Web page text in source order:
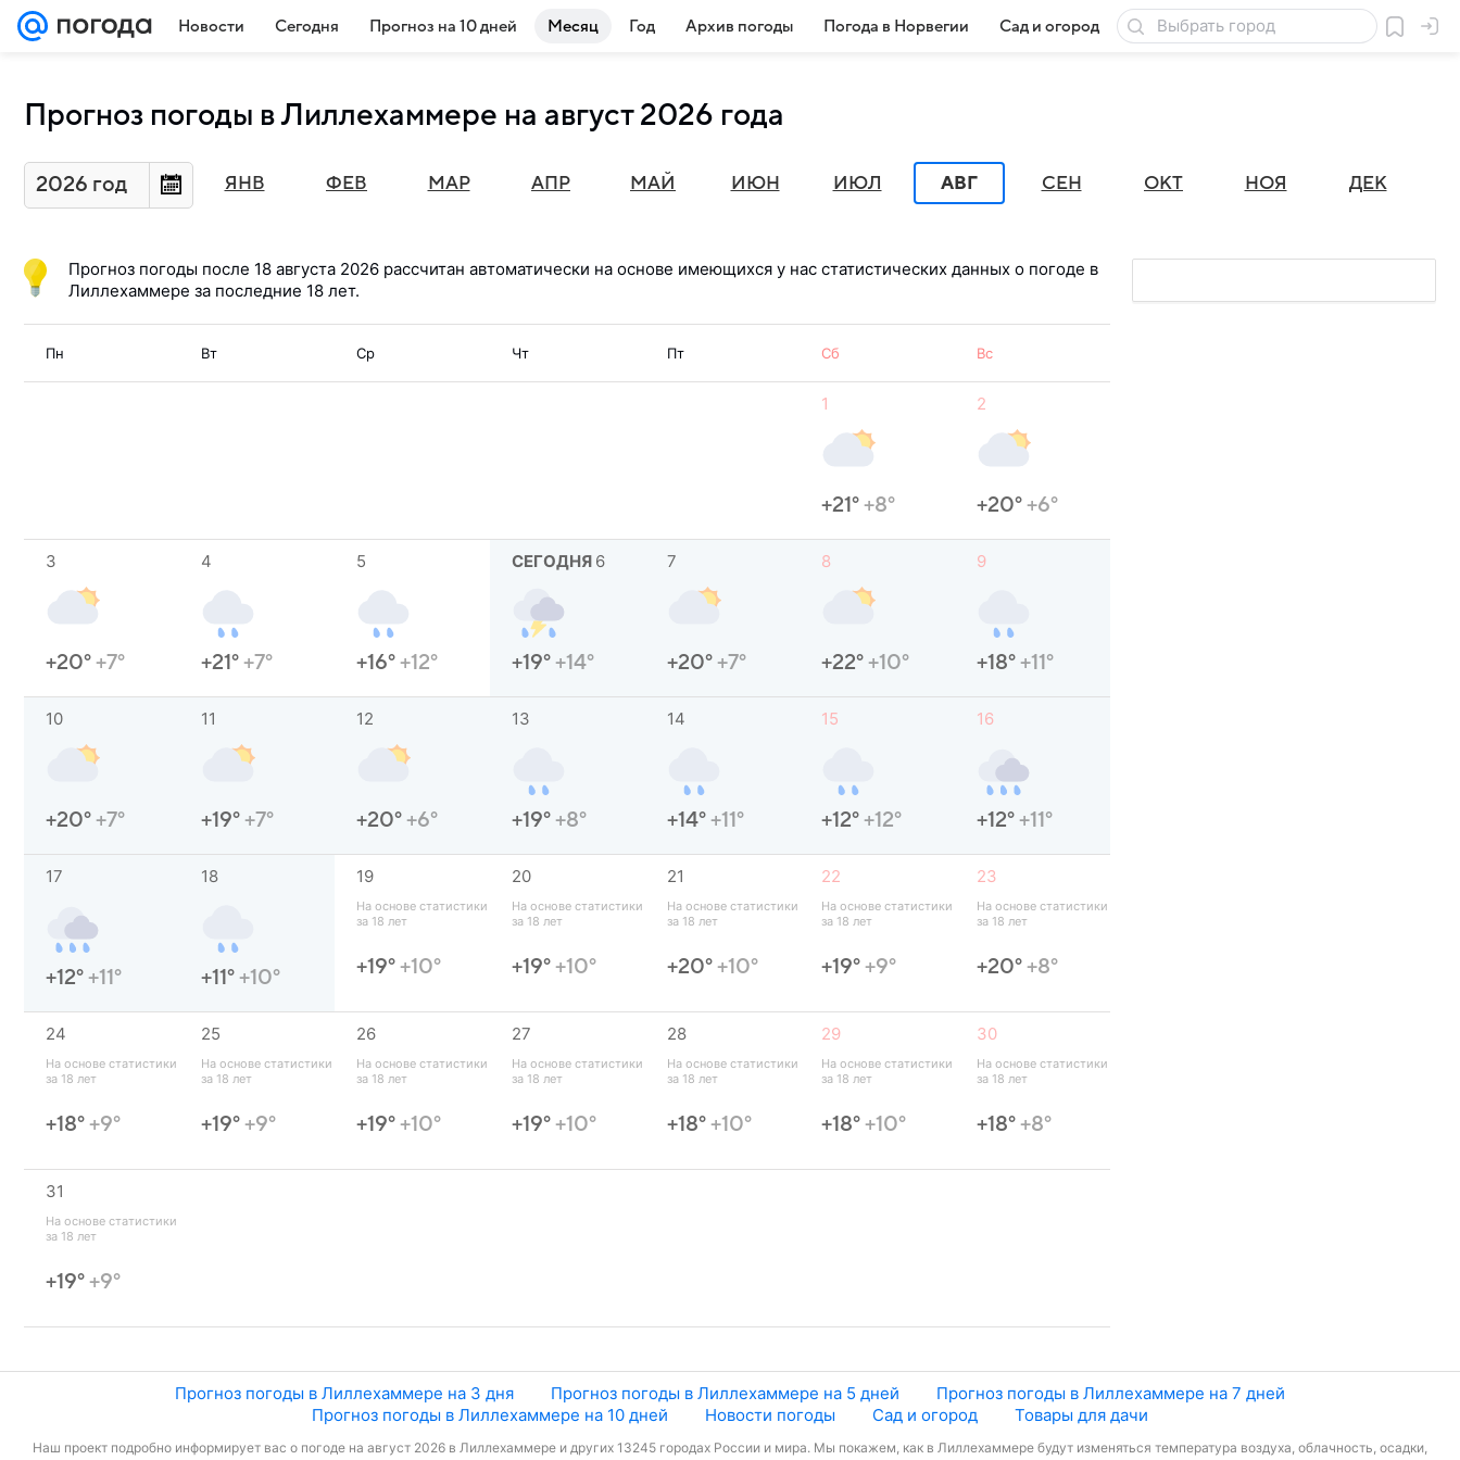
Новости Сегодня Прогноз на 10 дней Месяц Год Архив погоды Погода в Норвегии Сад и огород Товары для дачи
Прогноз погоды в Лиллехаммере на август 2026 года
2026 год ЯНВ ФЕВ МАР АПР МАЙ ИЮН ИЮЛ АВГ СЕН ОКТ НОЯ ДЕК
Прогноз погоды после 18 августа 2026 рассчитан автоматически на основе имеющихся у нас статистических данных о погоде в
Лиллехаммере за последние 18 лет.
Пн Вт Ср Чт Пт Сб Вс
1
+21°+8°
2
+20°+6°
3
+20°+7°
4
+21°+7°
5
+16°+12°
СЕГОДНЯ 6
+19°+14°
7
+20°+7°
8
+22°+10°
9
+18°+11°
10
+20°+7°
11
+19°+7°
12
+20°+6°
13
+19°+8°
14
+14°+11°
15
+12°+12°
16
+12°+11°
17
+12°+11°
18
+11°+10°
19
На основе статистики
за 18 лет
+19°+10°
20
На основе статистики
за 18 лет
+19°+10°
21
На основе статистики
за 18 лет
+20°+10°
22
На основе статистики
за 18 лет
+19°+9°
23
На основе статистики
за 18 лет
+20°+8°
24
На основе статистики
за 18 лет
+18°+9°
25
На основе статистики
за 18 лет
+19°+9°
26
На основе статистики
за 18 лет
+19°+10°
27
На основе статистики
за 18 лет
+19°+10°
28
На основе статистики
за 18 лет
+18°+10°
29
На основе статистики
за 18 лет
+18°+10°
30
На основе статистики
за 18 лет
+18°+8°
31
На основе статистики
за 18 лет
+19°+9°
Прогноз погоды в Лиллехаммере на 3 дня Прогноз погоды в Лиллехаммере на 5 дней
Прогноз погоды в Лиллехаммере на 7 дней
Прогноз погоды в Лиллехаммере на 10 дней
Новости погоды Сад и огород Товары для дачи
Наш проект подробно информирует вас о погоде на август 2026 в Лиллехаммере и других 13245 городах России и мира. Мы покажем, как в Лиллехаммере будут изменяться температура воздуха, облачность, осадки,